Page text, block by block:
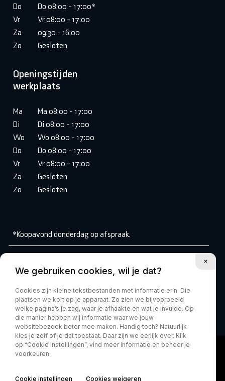
Do
Do 08:00 - 17:00*
Vr
Vr 08:00 - 17:00
Za
09:30 - 16:00
Zo
Gesloten
Openingstijden
werkplaats
Ma
Ma 08:00 - 17:00
Di
Di 08:00 - 17:00
Wo
Wo 08:00 - 17:00
Do
Do 08:00 - 17:00
Vr
Vr 08:00 - 17:00
Za
Gesloten
Zo
Gesloten
*Koopavond donderdag op afspraak.
Volg ons:
We gebruiken cookies, wil je dat?
Cookies zijn kleine tekstbestanden met informatie erin. Die
plaatsen we kort op je apparaat. Zo zien we bijvoorbeeld
welke pagina’s je zag, waar je afhaakte en wat je invulde. Op
die manier hebben wij informatie waar we jouw
websitebezoek beter mee maken. Handig toch? Natuurlijk
kies je zelf of je dat toestaat. Daar zijn we eerlijk over. Klik
op “Cookie instellingen”, vind meer informatie en beheer je
voorkeuren.
Cookie instellingen Cookies weigeren